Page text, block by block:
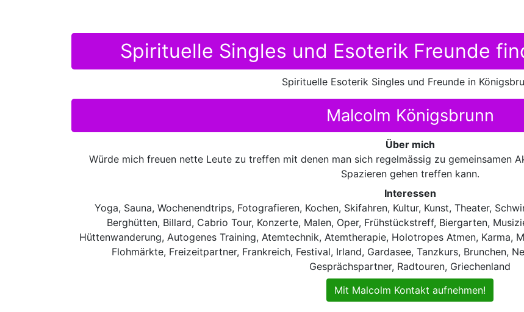
Spirituelle Singles und Esoterik Freunde
Spirituelle Esoterik Singles und Freunde in
Malcolm Königsbrunn
Über mich
Würde mich freuen nette Leute zu treffen mit denen man sich regelmässig zu gemeinsamen
Spazieren gehen treffen kann.
Interessen
Yoga, Sauna, Wochenendtrips, Fotografieren, Kochen, Skifahren, Kultur, Kunst, Theater,
Berghütten, Billard, Cabrio Tour, Konzerte, Malen, Oper, Frühstückstreff, Biergarten,
Hüttenwanderung, Autogenes Training, Atemtechnik, Atemtherapie, Holotropes Atmen, Karma,
Flohmärkte, Freizeitpartner, Frankreich, Festival, Irland, Gardasee, Tanzkurs, Brunchen,
Gesprächspartner, Radtouren, Griechenland
Mit Malcolm Kontakt aufnehmen!